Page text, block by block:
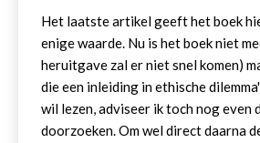
Het laatste artikel geeft het boek
enige waarde. Nu is het boek niet
heruitgave zal er niet snel komen)
die een inleiding in ethische
wil lezen, adviseer ik toch nog even
doorzoeken. Om wel direct daarna